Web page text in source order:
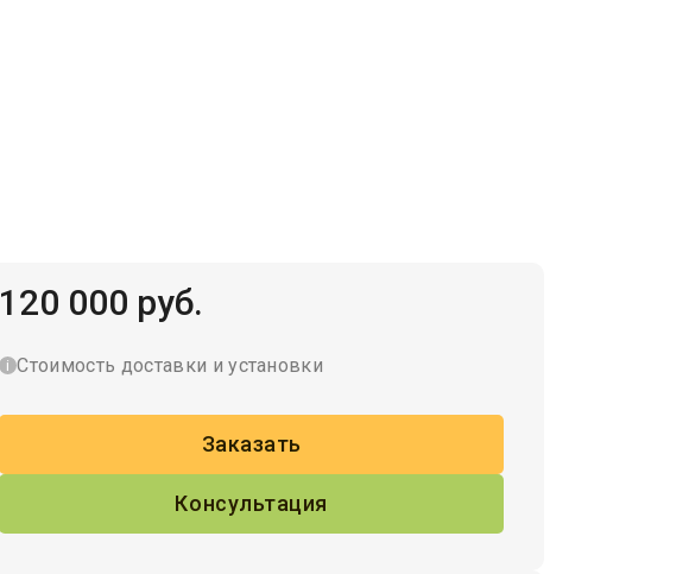
120 000 руб.
Стоимость доставки и установки
Заказать
Консультация